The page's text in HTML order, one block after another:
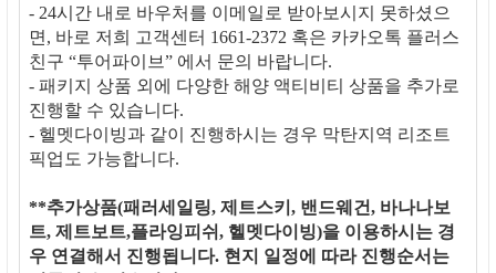
- 24시간 내로 바우처를 이메일로 받아보시지 못하셨으
면, 바로 저희 고객센터 1661-2372 혹은 카카오톡 플러스
친구 “투어파이브” 에서 문의 바랍니다.
- 패키지 상품 외에 다양한 해양 액티비티 상품을 추가로
진행할 수 있습니다.
- 헬멧다이빙과 같이 진행하시는 경우 막탄지역 리조트
픽업도 가능합니다.
**추가상품(패러세일링, 제트스키, 밴드웨건, 바나나보
트, 제트보트,플라잉피쉬, 헬멧다이빙)을 이용하시는 경
우 연결해서 진행됩니다. 현지 일정에 따라 진행순서는